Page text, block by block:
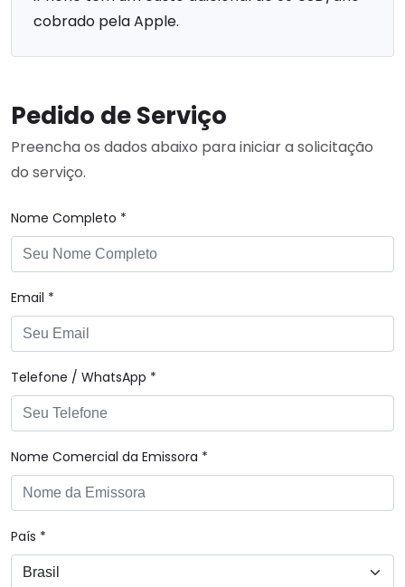
Pedido de Serviço
Preencha os dados abaixo para iniciar a solicitação
do serviço.
Nome Completo *
Email *
Telefone / WhatsApp *
Nome Comercial da Emissora *
País *
cobrado pela Apple.